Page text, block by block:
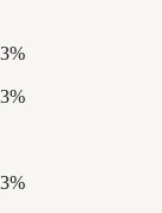
3%
3%
3%